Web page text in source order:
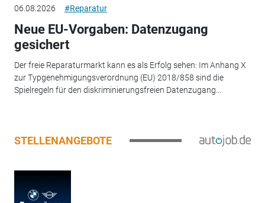
06.08.2026 #Reparatur
Neue EU-Vorgaben: Datenzugang
gesichert
Der freie Reparaturmarkt kann es als Erfolg sehen: Im Anhang X
zur Typgenehmigungsverordnung (EU) 2018/858 sind die
Spielregeln für den diskriminierungsfreien Datenzugang...
STELLENANGEBOTE